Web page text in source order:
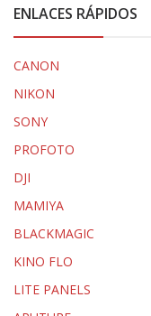
ENLACES RÁPIDOS
CANON
NIKON
SONY
PROFOTO
DJI
MAMIYA
BLACKMAGIC
KINO FLO
LITE PANELS